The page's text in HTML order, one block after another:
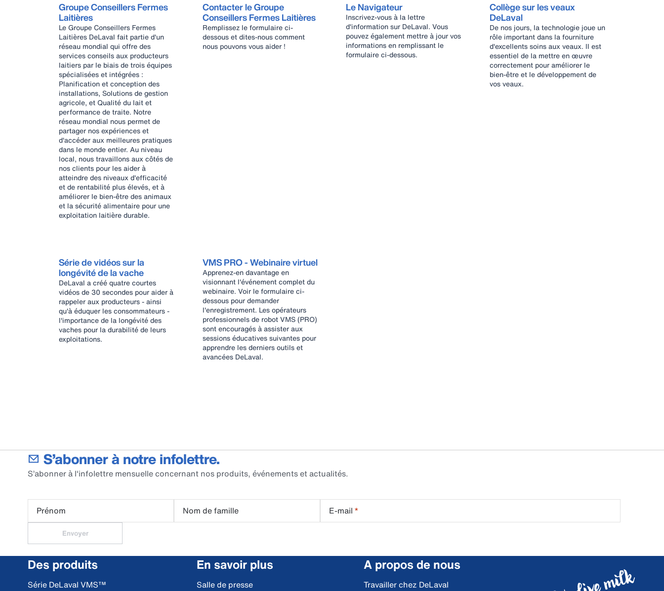
Groupe Conseillers Fermes
Laitières
Le Groupe Conseillers Fermes
Laitières DeLaval fait partie d'un
réseau mondial qui offre des
services conseils aux producteurs
laitiers par le biais de trois équipes
spécialisées et intégrées :
Planification et conception des
installations, Solutions de gestion
agricole, et Qualité du lait et
performance de traite. Notre
réseau mondial nous permet de
partager nos expériences et
d'accéder aux meilleures pratiques
dans le monde entier. Au niveau
local, nous travaillons aux côtés de
nos clients pour les aider à
atteindre des niveaux d'efficacité
et de rentabilité plus élevés, et à
améliorer le bien-être des animaux
et la sécurité alimentaire pour une
exploitation laitière durable.
Contacter le Groupe
Conseillers Fermes Laitières
Remplissez le formulaire ci-
dessous et dites-nous comment
nous pouvons vous aider !
Le Navigateur
Inscrivez-vous à la lettre
d'information sur DeLaval. Vous
pouvez également mettre à jour vos
informations en remplissant le
formulaire ci-dessous.
Collège sur les veaux
DeLaval
De nos jours, la technologie joue un
rôle important dans la fourniture
d'excellents soins aux veaux. Il est
essentiel de la mettre en œuvre
correctement pour améliorer le
bien-être et le développement de
vos veaux.
Série de vidéos sur la
longévité de la vache
DeLaval a créé quatre courtes
vidéos de 30 secondes pour aider à
rappeler aux producteurs - ainsi
qu'à éduquer les consommateurs -
l'importance de la longévité des
vaches pour la durabilité de leurs
exploitations.
VMS PRO - Webinaire virtuel
Apprenez-en davantage en
visionnant l'événement complet du
webinaire. Voir le formulaire ci-
dessous pour demander
l'enregistrement. Les opérateurs
professionnels de robot VMS (PRO)
sont encouragés à assister aux
sessions éducatives suivantes pour
apprendre les derniers outils et
avancées DeLaval.
S’abonner à notre infolettre.
S’abonner à l'infolettre mensuelle concernant nos produits, événements et actualités.
Prénom Nom de famille E-mail *
Envoyer
Des produits
Série DeLaval VMS™
En savoir plus
Salle de presse
A propos de nous
Travailler chez DeLaval